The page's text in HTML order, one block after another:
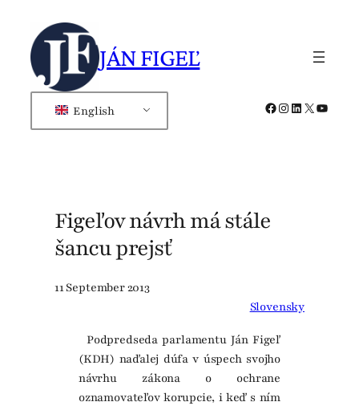
content
JÁN FIGEĽ
English Facebook
Instagram
LinkedIn
X
Figeľov návrh má stále
šancu prejsť
11 September 2013
Slovensky
Podpredseda parlamentu Ján Figeľ
(KDH) naďalej dúfa v úspech svojho
návrhu zákona o ochrane
oznamovateľov korupcie, i keď s ním